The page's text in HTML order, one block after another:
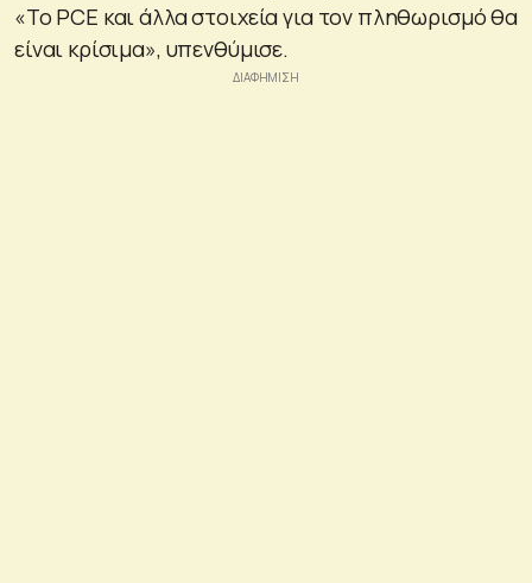
«Το PCE και άλλα στοιχεία για τον πληθωρισμό θα
είναι κρίσιμα», υπενθύμισε.